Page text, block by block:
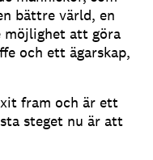
bättre värld, en
möjlighet att göra
och ett ägarskap,
fram och är ett
steget nu är att